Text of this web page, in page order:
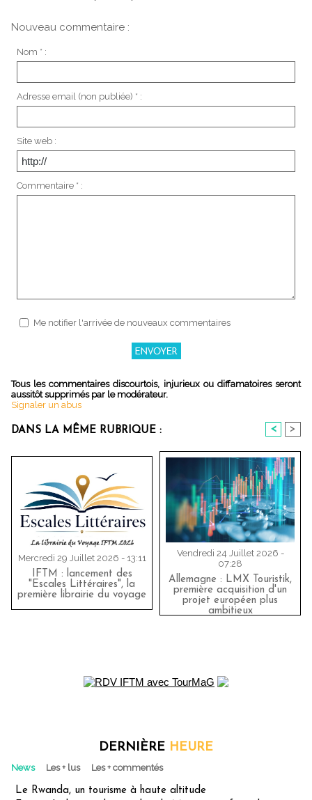
Nouveau commentaire :
Nom * :
Adresse email (non publiée) * :
Site web :
Commentaire * :
Me notifier l'arrivée de nouveaux commentaires
Tous les commentaires discourtois, injurieux ou diffamatoires seront
aussitôt supprimés par le modérateur.
Signaler un abus
DANS LA MÊME RUBRIQUE : < >
Mercredi 29 Juillet 2026 - 13:11
IFTM : lancement des
"Escales Littéraires", la
première librairie du voyage
Vendredi 24 Juillet 2026 -
07:28
Allemagne : LMX Touristik,
première acquisition d'un
projet européen plus
ambitieux
DERNIÈRE HEURE
News Les + lus Les + commentés
Le Rwanda, un tourisme à haute altitude